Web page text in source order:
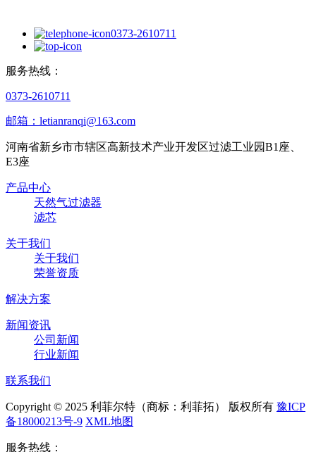
0373-2610711
服务热线：
0373-2610711
邮箱：letianranqi@163.com
河南省新乡市市辖区高新技术产业开发区过滤工业园B1座、
E3座
产品中心
天然气过滤器
滤芯
关于我们
关于我们
荣誉资质
解决方案
新闻资讯
公司新闻
行业新闻
联系我们
Copyright © 2025 利菲尔特（商标：利菲拓） 版权所有 豫ICP
备18000213号-9 XML地图
服务热线：